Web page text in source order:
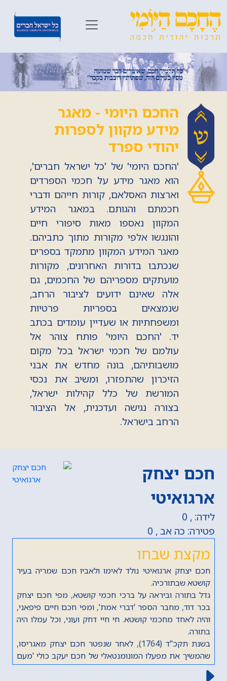
החכם היומי - מאגר
מידע מקוון לספרות
יהודי ספרד
'החכם היומי' של 'כל ישראל חברים',
הוא מאגר מידע על חכמי הספרדים
וארצות האסלאם, קורות חייהם ודברי
חכמתם והגותם. במאגר המידע
המקוון נאספו מאות סיפורי חיים
והונגשו אלפי מקורות מתוך כתביהם.
מאגר המידע המקוון מתמקד בספרים
שנכתבו בדורות האחרונים, מקורות
מועתקים מספריהם של החכמים, גם
אלה שאינם ידועים לציבור הרחב,
שנמצאים בספריות פרטיות
ומשפחתיות או שעדיין עומדים בכתב
יד. 'החכם היומי' פותח צוהר אל
עולמם של חכמי ישראל בכל מקום
מושבותיהם, בונה מחדש את אבני
הזיכרון שהתפזרו, ומשיב את נכסי
המורשת של כלל קהילות ישראל,
בצורה נגישה ועדכנית, אל הציבור
הרחב בישראל.
חכם יצחק
ארגואיטי
לידה: , 0
פטירה: כה אב , 0
מקצת שבחו
חכם יצחק ארגואיטי נולד לאימו ולאביו חכם שמריה בעיר
קושטא שבתורכיה.
גדל בתורה וביראה על ברכי חכמי קושטא, מפי חכם יצחק
בכר דוד, מחבר הספר 'דברי אמת', ומפי חכם חיים פיפאני,
והיה לאחד מחכמי קושטא. חי חיי דחק ועוני, וכל עמלו היה
בתורה.
בשנת תקכ"ד (1764), לאחר שנפטר חכם יצחק מאגריסו,
שהמשיך את מפעלו המונומנטאלי של חכם יעקב כולי 'מעם
לועז', חיבר את כרך ספר דברים של 'מעם לועז'. בכתיבת